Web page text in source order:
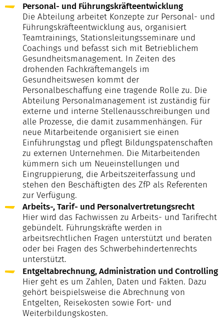
Personal- und Führungskräfteentwicklung
Die Abteilung arbeitet Konzepte zur Personal- und
Führungskräfteentwicklung aus, organisiert
Teamtrainings, Stationsleitungsseminare und
Coachings und befasst sich mit Betrieblichem
Gesundheitsmanagement. In Zeiten des
drohenden Fachkräftemangels im
Gesundheitswesen kommt der
Personalbeschaffung eine tragende Rolle zu. Die
Abteilung Personalmanagement ist zuständig für
externe und interne Stellenausschreibungen und
alle Prozesse, die damit zusammenhängen. Für
neue Mitarbeitende organisiert sie einen
Einführungstag und pflegt Bildungspatenschaften
zu externen Unternehmen. Die Mitarbeitenden
kümmern sich um Neueinstellungen und
Eingruppierung, die Arbeitszeiterfassung und
stehen den Beschäftigten des ZfP als Referenten
zur Verfügung.
Arbeits-, Tarif- und Personalvertretungsrecht
Hier wird das Fachwissen zu Arbeits- und Tarifrecht
gebündelt. Führungskräfte werden in
arbeitsrechtlichen Fragen unterstützt und beraten
oder bei Fragen des Schwerbehindertenrechts
unterstützt.
Entgeltabrechnung, Administration und Controlling
Hier geht es um Zahlen, Daten und Fakten. Dazu
gehört beispielsweise die Abrechnung von
Entgelten, Reisekosten sowie Fort- und
Weiterbildungskosten.